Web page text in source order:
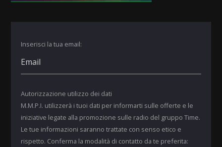
Inserisci la tua email:
Autorizzazione utilizzo dei dati
M.M.P.I. utilizzerà i tuoi dati per informarti sulle offerte e le
iniziative legate alla promozione sulle radio del gruppo Time.
Le tue informazioni saranno trattate con senso etico e
rispetto. Conferma la modalità di contatto da te preferita: